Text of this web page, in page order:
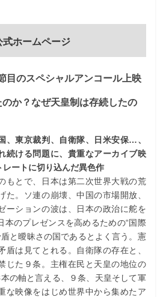
式ホームページ
のスペシャルアンコール上映
か？なぜ天皇制は存続したの
、東京裁判、自衛隊、日米安保…、
続ける問題に、貴重なアーカイブ映
ートに切り込んだ異色作
もとで、日本は第二次世界大戦の荒
た。ソ連の崩壊、中国の市場開放、
ーションの波は、日本の政治に舵を
本のプレゼンスを高めるための“国際
と曖昧さの国であるとよく言う。憲
盾は見てとれる。自衛隊の存在と、
じた９条。主権在民と天皇の地位の
の軸と言える、９条、天皇そして軍
な映像をはじめ世界中から集めたア